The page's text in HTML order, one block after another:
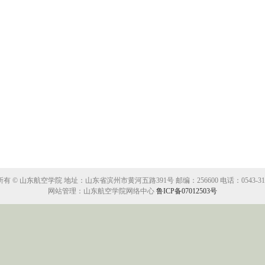
有 © 山东航空学院 地址：山东省滨州市黄河五路391号 邮编：256600 电话：0543-
网站管理：山东航空学院网络中心 鲁ICP备07012503号